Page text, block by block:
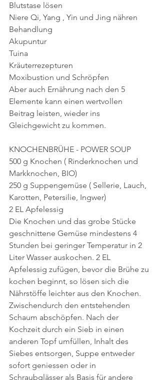
Blutstase lösen
Niere Qi, Yang , Yin und Jing nähren
Behandlung
Akupuntur
Tuina
Kräuterrezepturen
Moxibustion und Schröpfen
Aber auch Ernährung nach den 5
Elemente kann einen wertvollen
Beitrag leisten, wieder ins
Gleichgewicht zu kommen.
KNOCHENBRÜHE - POWER SOUP
500 g Knochen ( Rinderknochen und
Markknochen, BIO)
250 g Suppengemüse ( Sellerie, Lauch,
Karotten, Petersilie, Ingwer)
2 EL Apfelessig
Die Knochen und das grobe Stücke
geschnittene Gemüse mindestens 4
Stunden bei geringer Temperatur in 2
Liter Wasser auskochen. 2 EL
Apfelessig zufügen, bevor die Brühe zu
kochen beginnt, so lösen sich die
Nährstöffe leichter aus den Knochen.
Zwischendurch den entstehenden
Schaum abschöpfen. Nach der
Kochzeit durch ein Sieb in einen
anderen Topf umfüllen, Inhalt des
Siebes entsorgen, Suppe entweder
sofort geniessen oder in
Schraubglässer als Basis für andere